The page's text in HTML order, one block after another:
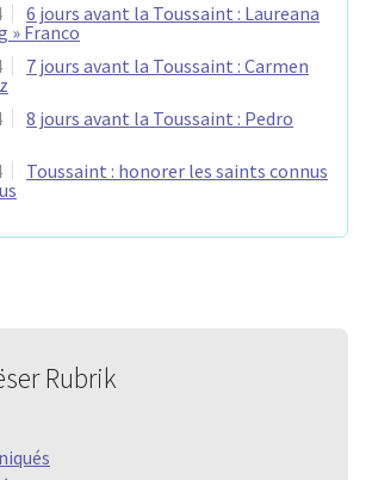
6 jours avant la Toussaint : Laureana
» Franco
7 jours avant la Toussaint : Carmen
8 jours avant la Toussaint : Pedro
Toussaint : honorer les saints connus
Rubrik